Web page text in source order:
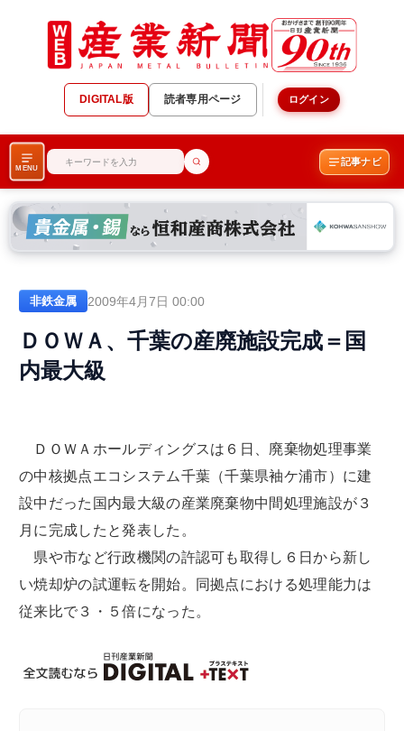
DIGITAL版 読者専用ページ ログイン
MENU
記事ナビ
非鉄金属 2009年4月7日 00:00
ＤＯＷＡ、千葉の産廃施設完成＝国
内最大級
ＤＯＷＡホールディングスは６日、廃棄物処理事業
の中核拠点エコシステム千葉（千葉県袖ケ浦市）に建
設中だった国内最大級の産業廃棄物中間処理施設が３
月に完成したと発表した。
県や市など行政機関の許認可も取得し６日から新し
い焼却炉の試運転を開始。同拠点における処理能力は
従来比で３・５倍になった。